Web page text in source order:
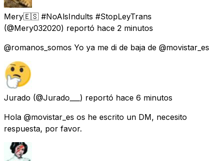
Mery🇪🇸 #NoAlsIndults #StopLeyTrans
(@Mery032020) reportó hace 2 minutos
@romanos_somos Yo ya me di de baja de @movistar_es
Jurado (@Jurado___) reportó hace 6 minutos
Hola @movistar_es os he escrito un DM, necesito
respuesta, por favor.